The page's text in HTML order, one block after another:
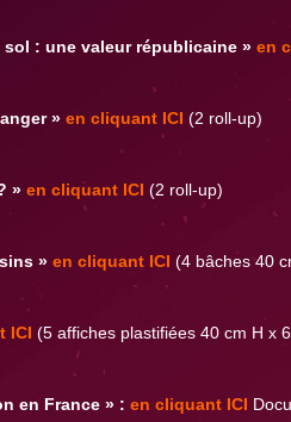
: une valeur républicaine » en
» en cliquant ICI (2 roll-up)
» en cliquant ICI (2 roll-up)
» en cliquant ICI (4 bâches 40
ICI (5 affiches plastifiées 40 cm H x
en France » : en cliquant ICI